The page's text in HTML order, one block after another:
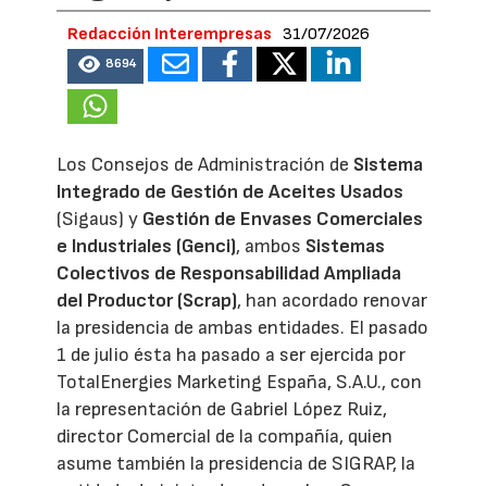
Redacción Interempresas 31/07/2026
8694
Los Consejos de Administración de Sistema
Integrado de Gestión de Aceites Usados
(Sigaus) y Gestión de Envases Comerciales
e Industriales (Genci), ambos Sistemas
Colectivos de Responsabilidad Ampliada
del Productor (Scrap), han acordado renovar
la presidencia de ambas entidades. El pasado
1 de julio ésta ha pasado a ser ejercida por
TotalEnergies Marketing España, S.A.U., con
la representación de Gabriel López Ruiz,
director Comercial de la compañía, quien
asume también la presidencia de SIGRAP, la